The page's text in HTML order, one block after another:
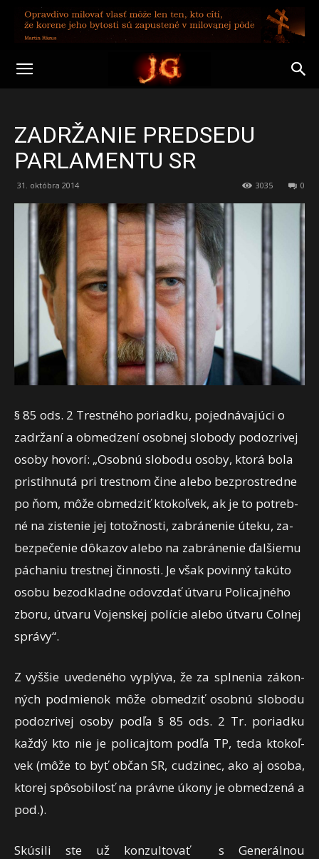
ZADRŽANIE PREDSEDU
PARLAMENTU SR
31. októbra 2014 0
3035
§ 85 ods. 2 Trestného poriadku, pojednávajúci o
zadržaní a obmedzení osobnej slobody podozrivej
osoby hovorí: „Osob­nú slo­bo­du oso­by, kto­rá bo­la
pris­tih­nu­tá pri tres­tnom či­ne ale­bo bez­pros­tred­ne
po ňom, mô­že ob­me­dziť kto­koľ­vek, ak je to pot­reb­
né na zis­te­nie jej to­tož­nos­ti, za­brá­ne­nie úte­ku, za­
bez­pe­če­nie dô­ka­zov ale­bo na za­brá­ne­nie ďal­šie­mu
pá­chaniu tres­tnej čin­nos­ti. Je však po­vin­ný ta­kú­to
oso­bu bez­od­klad­ne od­ov­zdať út­va­ru Po­li­caj­né­ho
zbo­ru, út­va­ru Vo­jen­skej po­lí­cie ale­bo út­va­ru Col­nej
sprá­vy“.
Z vyššie uvedeného vyplýva, že za spl­ne­nia zá­kon­
ných pod­mie­nok mô­že ob­me­dziť osob­nú slo­bo­du
po­doz­ri­vej oso­by pod­ľa § 85 ods. 2 Tr. po­riad­ku
kaž­dý kto nie je po­li­caj­tom pod­ľa TP, te­da kto­koľ­
vek (mô­že to byť ob­čan SR, cu­dzi­nec, ako aj oso­ba,
kto­rej spô­so­bi­losť na práv­ne úko­ny je ob­me­dze­ná a
pod.).
Skúsili ste už konzultovať s Generálnou